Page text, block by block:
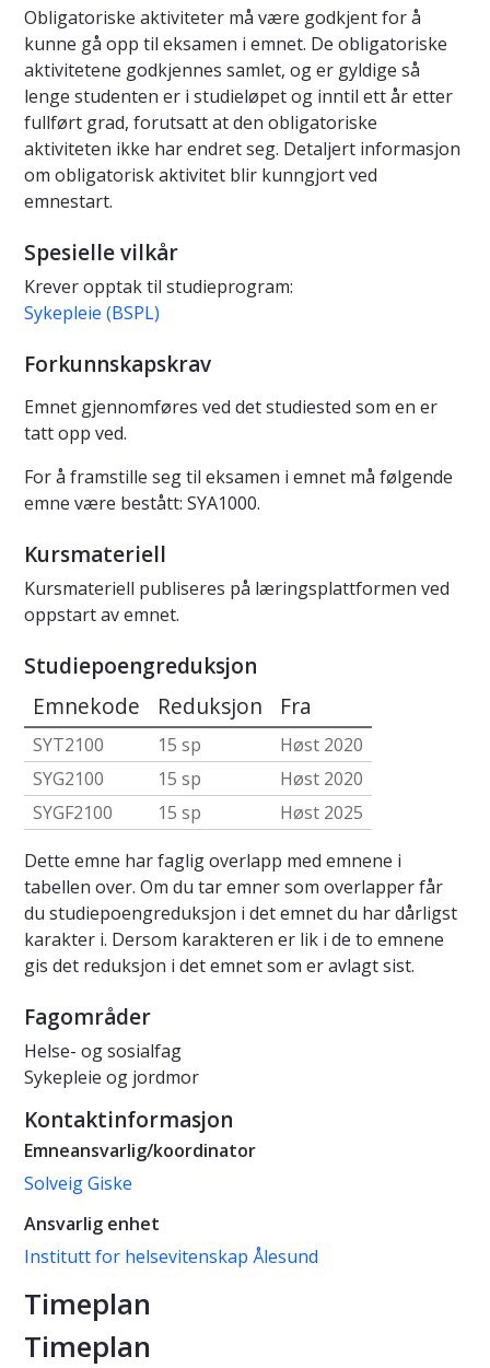
Obligatoriske aktiviteter må være godkjent for å
kunne gå opp til eksamen i emnet. De obligatoriske
aktivitetene godkjennes samlet, og er gyldige så
lenge studenten er i studieløpet og inntil ett år etter
fullført grad, forutsatt at den obligatoriske
aktiviteten ikke har endret seg. Detaljert informasjon
om obligatorisk aktivitet blir kunngjort ved
emnestart.
Spesielle vilkår
Krever opptak til studieprogram:
Sykepleie (BSPL)
Forkunnskapskrav
Emnet gjennomføres ved det studiested som en er
tatt opp ved.
For å framstille seg til eksamen i emnet må følgende
emne være bestått: SYA1000.
Kursmateriell
Kursmateriell publiseres på læringsplattformen ved
oppstart av emnet.
Studiepoengreduksjon
Emnekode Reduksjon Fra
SYT2100 15 sp
Høst 2020
SYG2100
15 sp
Høst 2020
SYGF2100
15 sp
Høst 2025
Dette emne har faglig overlapp med emnene i
tabellen over. Om du tar emner som overlapper får
du studiepoengreduksjon i det emnet du har dårligst
karakter i. Dersom karakteren er lik i de to emnene
gis det reduksjon i det emnet som er avlagt sist.
Fagområder
Helse- og sosialfag
Sykepleie og jordmor
Kontaktinformasjon
Emneansvarlig/koordinator
Solveig Giske
Ansvarlig enhet
Institutt for helsevitenskap Ålesund
Timeplan
Timeplan